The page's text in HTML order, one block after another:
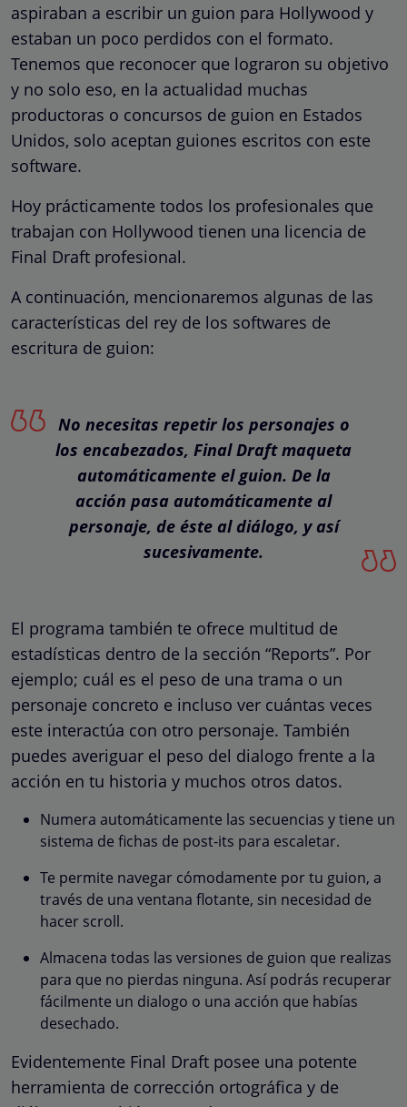
aspiraban a escribir un guion para Hollywood y
estaban un poco perdidos con el formato.
Tenemos que reconocer que lograron su objetivo
y no solo eso, en la actualidad muchas
productoras o concursos de guion en Estados
Unidos, solo aceptan guiones escritos con este
software.
Hoy prácticamente todos los profesionales que
trabajan con Hollywood tienen una licencia de
Final Draft profesional.
A continuación, mencionaremos algunas de las
características del rey de los softwares de
escritura de guion:
No necesitas repetir los personajes o
los encabezados, Final Draft maqueta
automáticamente el guion. De la
acción pasa automáticamente al
personaje, de éste al diálogo, y así
sucesivamente.
El programa también te ofrece multitud de
estadísticas dentro de la sección “Reports”. Por
ejemplo; cuál es el peso de una trama o un
personaje concreto e incluso ver cuántas veces
este interactúa con otro personaje. También
puedes averiguar el peso del dialogo frente a la
acción en tu historia y muchos otros datos.
Numera automáticamente las secuencias y tiene un
sistema de fichas de post-its para escaletar.
Te permite navegar cómodamente por tu guion, a
través de una ventana flotante, sin necesidad de
hacer scroll.
Almacena todas las versiones de guion que realizas
para que no pierdas ninguna. Así podrás recuperar
fácilmente un dialogo o una acción que habías
desechado.
Evidentemente Final Draft posee una potente
herramienta de corrección ortográfica y de